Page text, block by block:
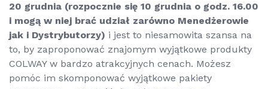
20 grudnia (rozpocznie się 10 grudnia o godz. 16.00
i mogą w niej brać udział zarówno Menedżerowie
jak i Dystrybutorzy) i jest to niesamowita szansa na
to, by zaproponować znajomym wyjątkowe produkty
COLWAY w bardzo atrakcyjnych cenach. Możesz
pomóc im skomponować wyjątkowe pakiety